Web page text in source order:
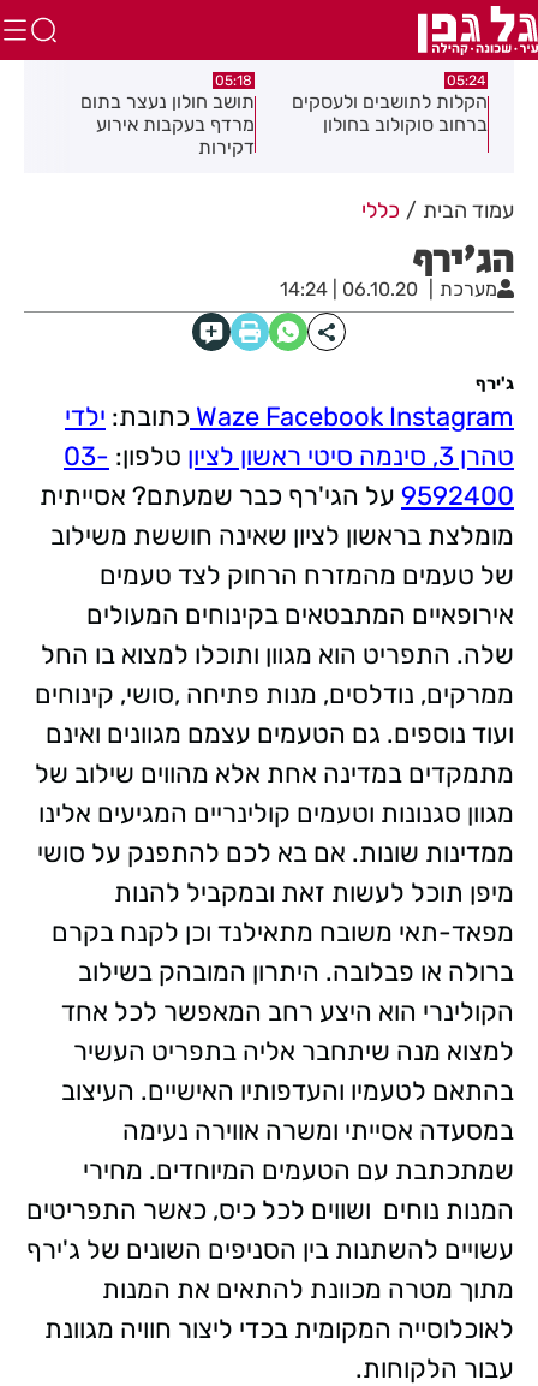
05:24
הקלות לתושבים ולעסקים
ברחוב סוקולוב בחולון
05:18
תושב חולון נעצר בתום
מרדף בעקבות אירוע
דקירות
עמוד הבית כללי
הג'ירף
מערכת 06.10.20 | 14:24
ג'ירף
Waze Facebook Instagram כתובת: ילדי
טהרן 3, סינמה סיטי ראשון לציון
טלפון: 03-
9592400 על הגי'רף כבר שמעתם? אסייתית
מומלצת בראשון לציון שאינה חוששת משילוב
של טעמים מהמזרח הרחוק לצד טעמים
אירופאיים המתבטאים בקינוחים המעולים
שלה. התפריט הוא מגוון ותוכלו למצוא בו החל
ממרקים, נודלסים, מנות פתיחה ,סושי, קינוחים
ועוד נוספים. גם הטעמים עצמם מגוונים ואינם
מתמקדים במדינה אחת אלא מהווים שילוב של
מגוון סגנונות וטעמים קולינריים המגיעים אלינו
ממדינות שונות. אם בא לכם להתפנק על סושי
מיפן תוכל לעשות זאת ובמקביל להנות
מפאד-תאי משובח מתאילנד וכן לקנח בקרם
ברולה או פבלובה. היתרון המובהק בשילוב
הקולינרי הוא היצע רחב המאפשר לכל אחד
למצוא מנה שיתחבר אליה בתפריט העשיר
בהתאם לטעמיו והעדפותיו האישיים. העיצוב
במסעדה אסייתי ומשרה אווירה נעימה
שמתכתבת עם הטעמים המיוחדים. מחירי
המנות נוחים ושווים לכל כיס, כאשר התפריטים
עשויים להשתנות בין הסניפים השונים של ג'ירף
מתוך מטרה מכוונת להתאים את המנות
לאוכלוסייה המקומית בכדי ליצור חוויה מגוונת
עבור הלקוחות.